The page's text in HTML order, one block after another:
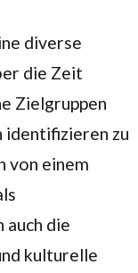
diverse
die Zeit
Zielgruppen
identifizieren zu
von einem
die
kulturelle